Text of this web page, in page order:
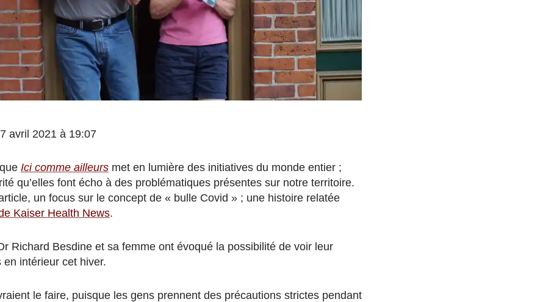
avril 2021 à 19:07
Ici comme ailleurs met en lumière des initiatives du monde entier ;
qu’elles font écho à des problématiques présentes sur notre territoire.
un focus sur le concept de « bulle Covid » ; une histoire relatée
Kaiser Health News.
Richard Besdine et sa femme ont évoqué la possibilité de voir leur
intérieur cet hiver.
le faire, puisque les gens prennent des précautions strictes pendant